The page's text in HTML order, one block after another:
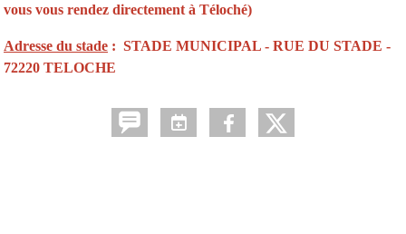
vous vous rendez directement à Téloché)
Adresse du stade : STADE MUNICIPAL - RUE DU STADE -
72220 TELOCHE